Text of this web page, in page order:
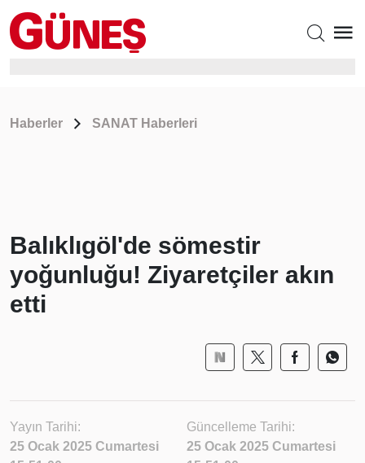
Haberler SANAT Haberleri
Balıklıgöl'de sömestir
yoğunluğu! Ziyaretçiler akın
etti
Yayın Tarihi:
25 Ocak 2025 Cumartesi
Güncelleme Tarihi:
25 Ocak 2025 Cumartesi